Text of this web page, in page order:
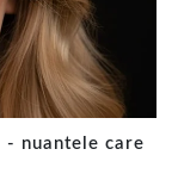
- nuantele care